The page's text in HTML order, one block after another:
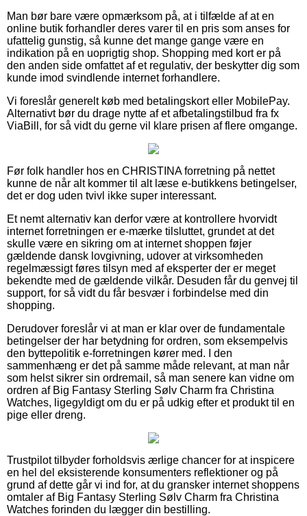
Man bør bare være opmærksom på, at i tilfælde af at en
online butik forhandler deres varer til en pris som anses for
ufattelig gunstig, så kunne det mange gange være en
indikation på en uoprigtig shop. Shopping med kort er på
den anden side omfattet af et regulativ, der beskytter dig som
kunde imod svindlende internet forhandlere.
Vi foreslår generelt køb med betalingskort eller MobilePay.
Alternativt bør du drage nytte af et afbetalingstilbud fra fx
ViaBill, for så vidt du gerne vil klare prisen af flere omgange.
Før folk handler hos en CHRISTINA forretning på nettet
kunne de når alt kommer til alt læse e-butikkens betingelser,
det er dog uden tvivl ikke super interessant.
Et nemt alternativ kan derfor være at kontrollere hvorvidt
internet forretningen er e-mærke tilsluttet, grundet at det
skulle være en sikring om at internet shoppen føjer
gældende dansk lovgivning, udover at virksomheden
regelmæssigt føres tilsyn med af eksperter der er meget
bekendte med de gældende vilkår. Desuden får du genvej til
support, for så vidt du får besvær i forbindelse med din
shopping.
Derudover foreslår vi at man er klar over de fundamentale
betingelser der har betydning for ordren, som eksempelvis
den byttepolitik e-forretningen kører med. I den
sammenhæng er det på samme måde relevant, at man når
som helst sikrer sin ordremail, så man senere kan vidne om
ordren af Big Fantasy Sterling Sølv Charm fra Christina
Watches, ligegyldigt om du er på udkig efter et produkt til en
pige eller dreng.
Trustpilot tilbyder forholdsvis ærlige chancer for at inspicere
en hel del eksisterende konsumenters reflektioner og på
grund af dette går vi ind for, at du gransker internet shoppens
omtaler af Big Fantasy Sterling Sølv Charm fra Christina
Watches forinden du lægger din bestilling.